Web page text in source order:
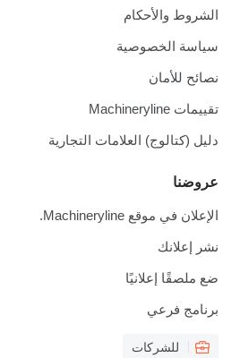
الشروط والأحكام
سياسة الخصوصية
نصائح للأمان
تقييمات Machineryline
دليل (كتالوج) العلامات التجارية
عروضنا
الإعلان في موقع Machineryline.
نشر إعلانك
ضع ملصقًا إعلانيًا
برنامج فرعي
للشركات